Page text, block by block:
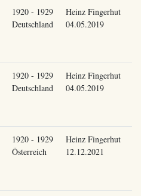
1920 - 1929
Deutschland
Heinz Fingerhut
04.05.2019
1920 - 1929
Deutschland
Heinz Fingerhut
04.05.2019
1920 - 1929
Österreich
Heinz Fingerhut
12.12.2021